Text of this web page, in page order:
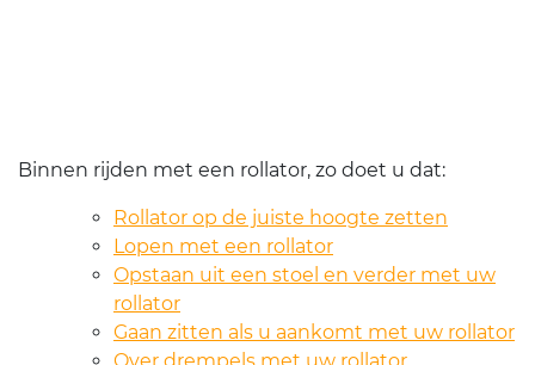
Binnen rijden met een rollator, zo doet u dat:
Rollator op de juiste hoogte zetten
Lopen met een rollator
Opstaan uit een stoel en verder met uw
rollator
Gaan zitten als u aankomt met uw rollator